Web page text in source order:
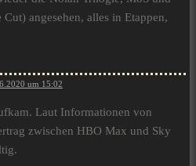
angesehen, alles in Etappen,
um 15:02
Laut Informationen von
zwischen HBO Max und Sky